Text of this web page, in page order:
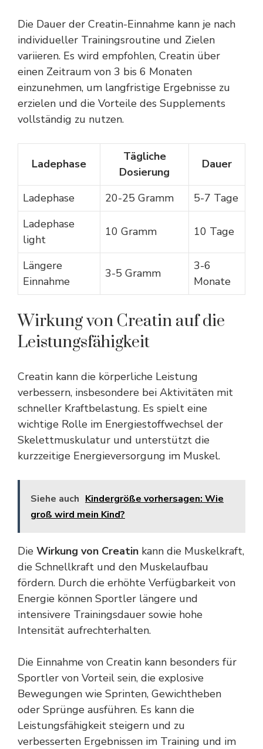
Die Dauer der Creatin-Einnahme kann je nach
individueller Trainingsroutine und Zielen
variieren. Es wird empfohlen, Creatin über
einen Zeitraum von 3 bis 6 Monaten
einzunehmen, um langfristige Ergebnisse zu
erzielen und die Vorteile des Supplements
vollständig zu nutzen.
Ladephase
Tägliche
Dosierung
Dauer
Ladephase 20-25 Gramm
5-7 Tage
Ladephase
light
10 Gramm 10 Tage
Längere
Einnahme
3-5 Gramm
3-6
Monate
Wirkung von Creatin auf die
Leistungsfähigkeit
Creatin kann die körperliche Leistung
verbessern, insbesondere bei Aktivitäten mit
schneller Kraftbelastung. Es spielt eine
wichtige Rolle im Energiestoffwechsel der
Skelettmuskulatur und unterstützt die
kurzzeitige Energieversorgung im Muskel.
Siehe auch Kindergröße vorhersagen: Wie
groß wird mein Kind?
Die Wirkung von Creatin kann die Muskelkraft,
die Schnellkraft und den Muskelaufbau
fördern. Durch die erhöhte Verfügbarkeit von
Energie können Sportler längere und
intensivere Trainingsdauer sowie hohe
Intensität aufrechterhalten.
Die Einnahme von Creatin kann besonders für
Sportler von Vorteil sein, die explosive
Bewegungen wie Sprinten, Gewichtheben
oder Sprünge ausführen. Es kann die
Leistungsfähigkeit steigern und zu
verbesserten Ergebnissen im Training und im